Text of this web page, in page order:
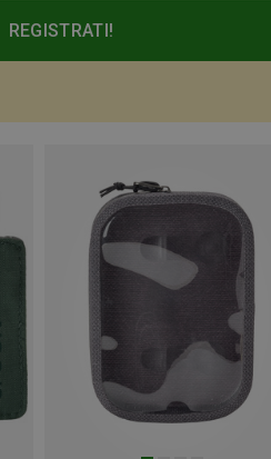
REGISTRATI!